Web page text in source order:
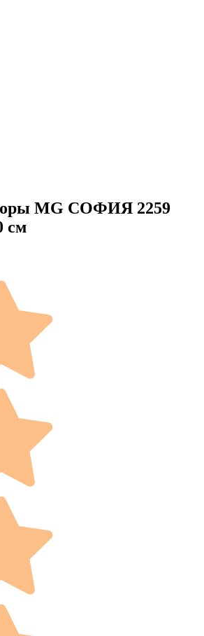
MG СОФИЯ 2259
см